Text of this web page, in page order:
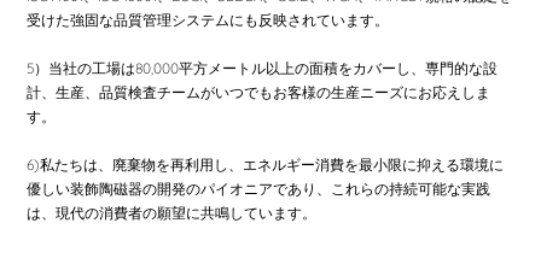
受けた強固な品質管理システムにも反映されています。
5）当社の工場は80,000平方メートル以上の面積をカバーし、専門的な設
計、生産、品質検査チームがいつでもお客様の生産ニーズにお応えしま
す。
6)私たちは、廃棄物を再利用し、エネルギー消費を最小限に抑える環境に
優しい装飾陶磁器の開発のパイオニアであり、これらの持続可能な実践
は、現代の消費者の願望に共鳴しています。